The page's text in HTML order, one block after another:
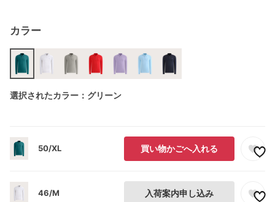
カラー
選択されたカラー：グリーン
50/XL 買い物かごへ入れる
46/M 入荷案内申し込み